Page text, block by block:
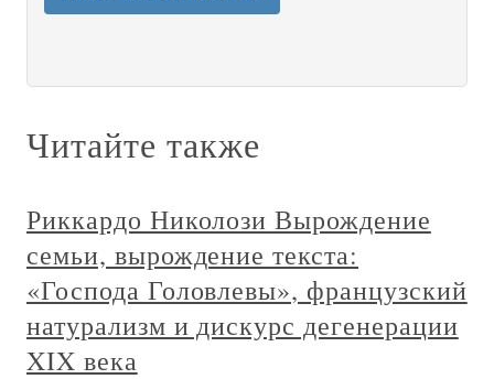
Читайте также
Риккардо Николози Вырождение
семьи, вырождение текста:
«Господа Головлевы», французский
натурализм и дискурс дегенерации
XIX века